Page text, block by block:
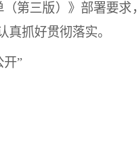
第三版）》部署要求，
真抓好贯彻落实。
开”